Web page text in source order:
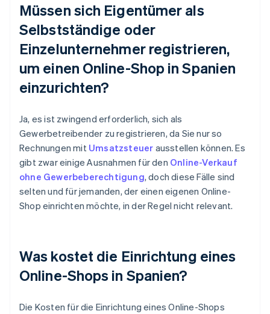
Müssen sich Eigentümer als
Selbstständige oder
Einzelunternehmer registrieren,
um einen Online-Shop in Spanien
einzurichten?
Ja, es ist zwingend erforderlich, sich als
Gewerbetreibender zu registrieren, da Sie nur so
Rechnungen mit Umsatzsteuer ausstellen können. Es
gibt zwar einige Ausnahmen für den Online-Verkauf
ohne Gewerbeberechtigung, doch diese Fälle sind
selten und für jemanden, der einen eigenen Online-
Shop einrichten möchte, in der Regel nicht relevant.
Was kostet die Einrichtung eines
Online-Shops in Spanien?
Die Kosten für die Einrichtung eines Online-Shops